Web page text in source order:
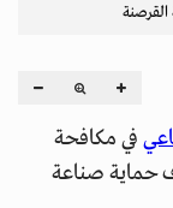
القرصنة
في مكافحة
حماية صناعة